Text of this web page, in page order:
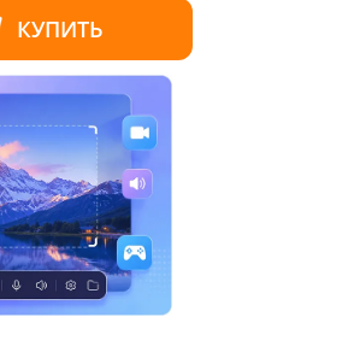
КУПИТЬ